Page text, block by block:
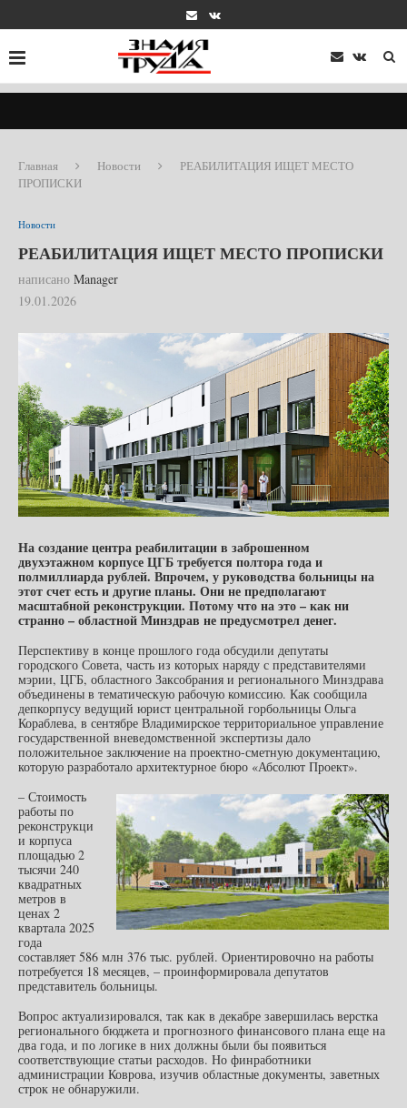
Главная Новости
РЕАБИЛИТАЦИЯ ИЩЕТ МЕСТО
ПРОПИСКИ
Новости
РЕАБИЛИТАЦИЯ ИЩЕТ МЕСТО ПРОПИСКИ
написано Manager
19.01.2026
На создание центра реабилитации в заброшенном
двухэтажном корпусе ЦГБ требуется полтора года и
полмиллиарда рублей. Впрочем, у руководства больницы на
этот счет есть и другие планы. Они не предполагают
масштабной реконструкции. Потому что на это – как ни
странно – областной Минздрав не предусмотрел денег.
Перспективу в конце прошлого года обсудили депутаты
городского Совета, часть из которых наряду с представителями
мэрии, ЦГБ, областного Заксобрания и регионального Минздрава
объединены в тематическую рабочую комиссию. Как сообщила
депкорпусу ведущий юрист центральной горбольницы Ольга
Кораблева, в сентябре Владимирское территориальное управление
государственной вневедомственной экспертизы дало
положительное заключение на проектно-сметную документацию,
которую разработало архитектурное бюро «Абсолют Проект».
– Стоимость
работы по
реконструкци
и корпуса
площадью 2
тысячи 240
квадратных
метров в
ценах 2
квартала 2025
года
составляет 586 млн 376 тыс. рублей. Ориентировочно на работы
потребуется 18 месяцев, – проинформировала депутатов
представитель больницы.
Вопрос актуализировался, так как в декабре завершилась верстка
регионального бюджета и прогнозного финансового плана еще на
два года, и по логике в них должны были бы появиться
соответствующие статьи расходов. Но финработники
администрации Коврова, изучив областные документы, заветных
строк не обнаружили.